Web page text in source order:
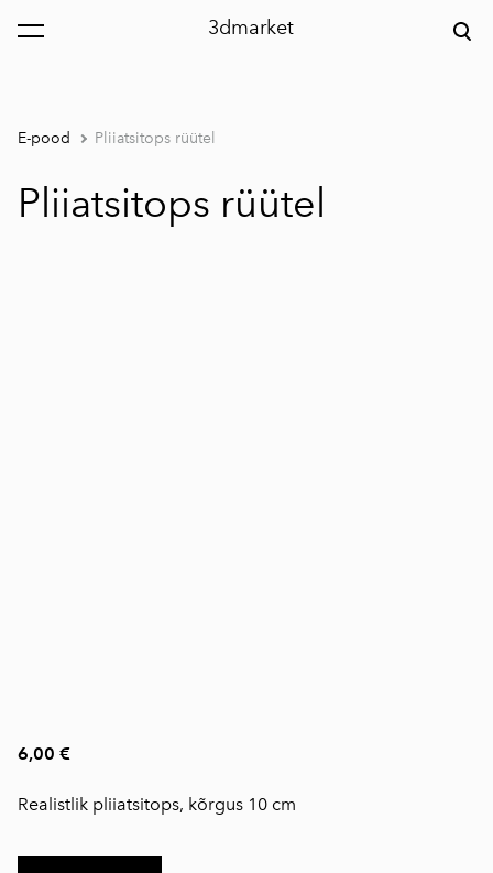
3dmarket
lisati ostukorvi. Vaata ostukorvi
E-pood Pliiatsitops rüütel
Pliiatsitops rüütel
6,00 €
Realistlik pliiatsitops, kõrgus 10 cm